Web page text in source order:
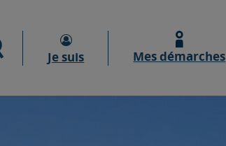
Moteur de recherche
Je suis Mes démarches